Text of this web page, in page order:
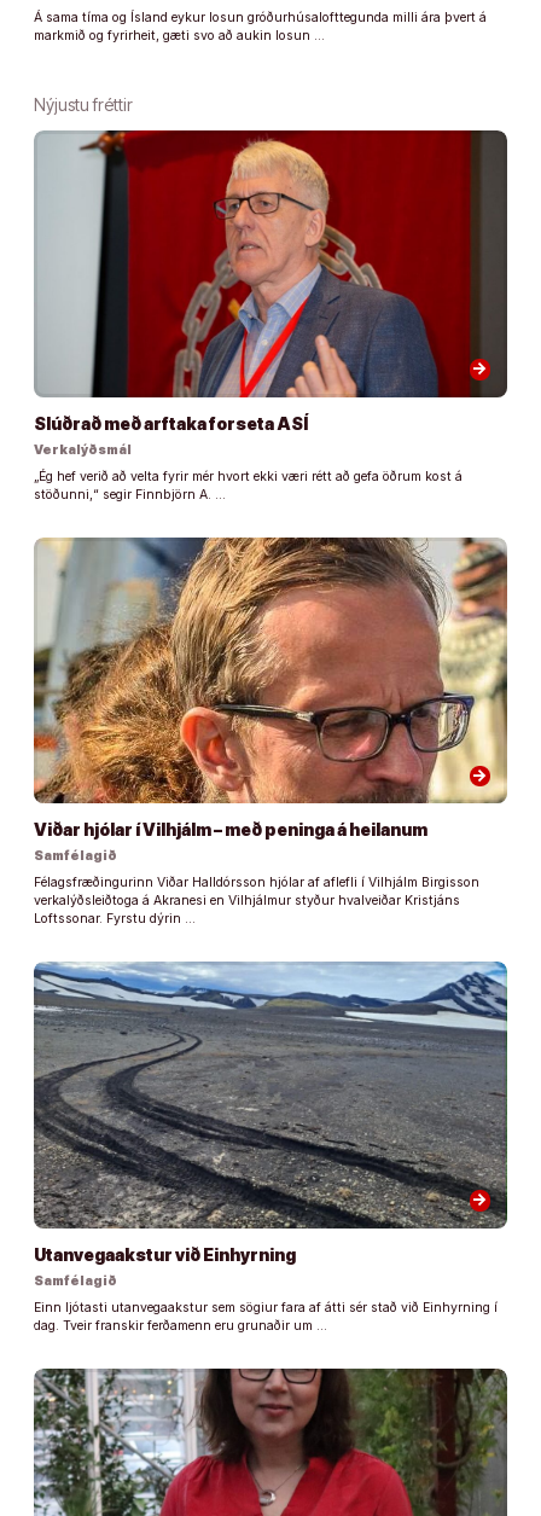
Á sama tíma og Ísland eykur losun gróðurhúsalofttegunda milli ára þvert á
markmið og fyrirheit, gæti svo að aukin losun …
Nýjustu fréttir
arrow_forward
Slúðrað með arftaka forseta ASÍ
Verkalýðsmál
„Ég hef verið að velta fyrir mér hvort ekki væri rétt að gefa öðrum kost á
stöðunni,“ segir Finnbjörn A. …
arrow_forward
Viðar hjólar í Vilhjálm – með peninga á heilanum
Samfélagið
Félagsfræðingurinn Viðar Halldórsson hjólar af aflefli í Vilhjálm Birgisson
verkalýðsleiðtoga á Akranesi en Vilhjálmur styður hvalveiðar Kristjáns
Loftssonar. Fyrstu dýrin …
arrow_forward
Utanvegaakstur við Einhyrning
Samfélagið
Einn ljótasti utanvegaakstur sem sögiur fara af átti sér stað við Einhyrning í
dag. Tveir franskir ferðamenn eru grunaðir um …